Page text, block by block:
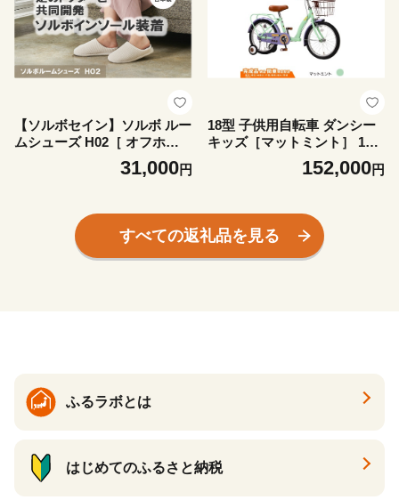
【ソルボセイン】ソルボ ルー
ムシューズ H02［ オフホワ
31,000円
18型 子供用自転車 ダンシー
キッズ［マットミント］ 18
インチ自転車 18インチ子供
用自転車 幼児用自転車 補助
神奈川 千葉 群馬 栃木 茨城
完成品納品 一都六県限定配送
152,000円
すべての返礼品を見る
ふるラボとは
はじめてのふるさと納税